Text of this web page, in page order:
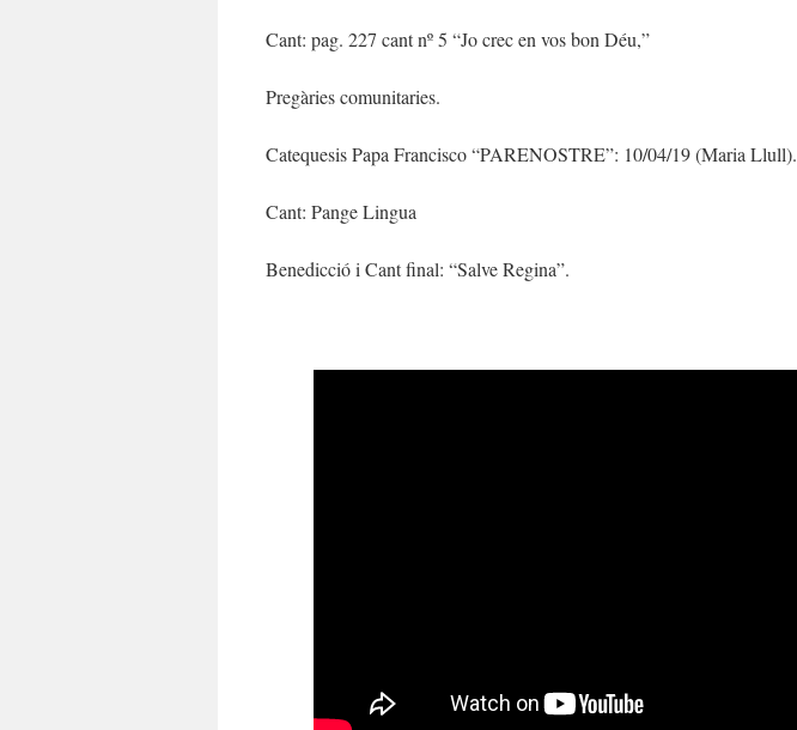
Cant: pag. 227 cant nº 5 “Jo crec en vos bon Déu,”
Pregàries comunitaries.
Catequesis Papa Francisco “PARENOSTRE”: 10/04/19 (Maria Llull).
Cant: Pange Lingua
Benedicció i Cant final: “Salve Regina”.